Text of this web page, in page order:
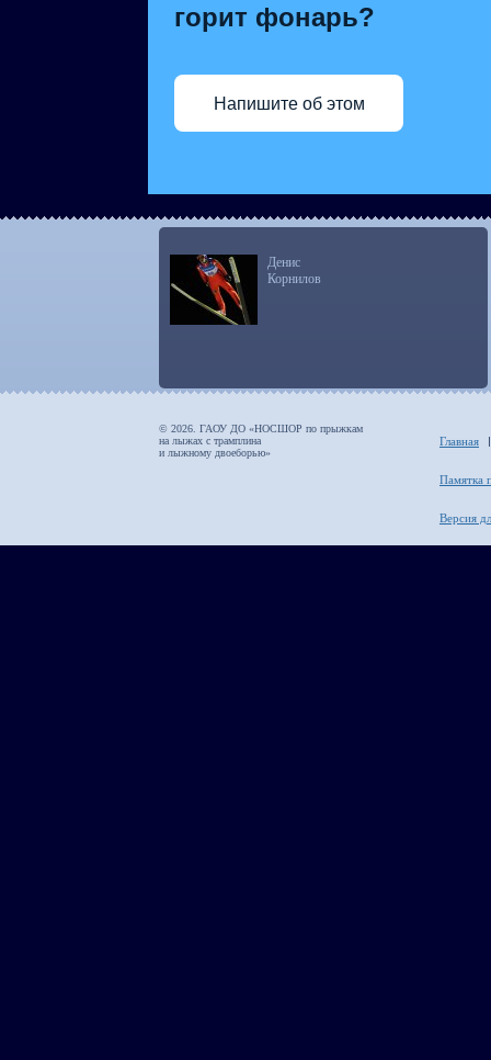
горит фонарь?
Напишите об этом
Денис
Корнилов
© 2026. ГАОУ ДО «НОСШОР по прыжкам
на лыжах с трамплина
и лыжному двоеборью»
Главная
Памятка
Версия